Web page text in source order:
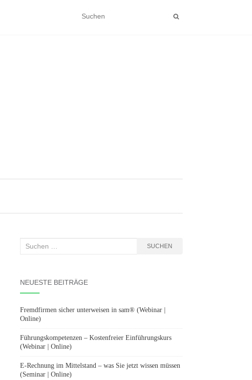
Suchen
SUCHEN
NEUESTE BEITRÄGE
Fremdfirmen sicher unterweisen in sam® (Webinar |
Online)
Führungskompetenzen – Kostenfreier Einführungskurs
(Webinar | Online)
E-Rechnung im Mittelstand – was Sie jetzt wissen müssen
(Seminar | Online)